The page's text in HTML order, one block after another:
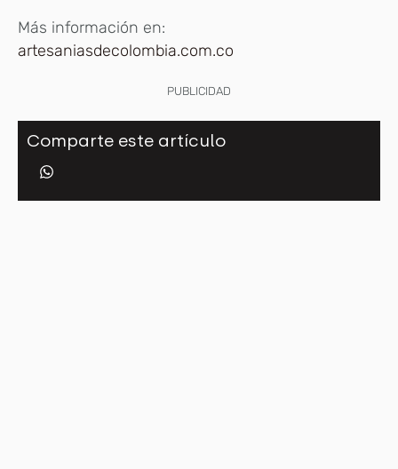
Más información en:
artesaniasdecolombia.com.co
PUBLICIDAD
Comparte este artículo